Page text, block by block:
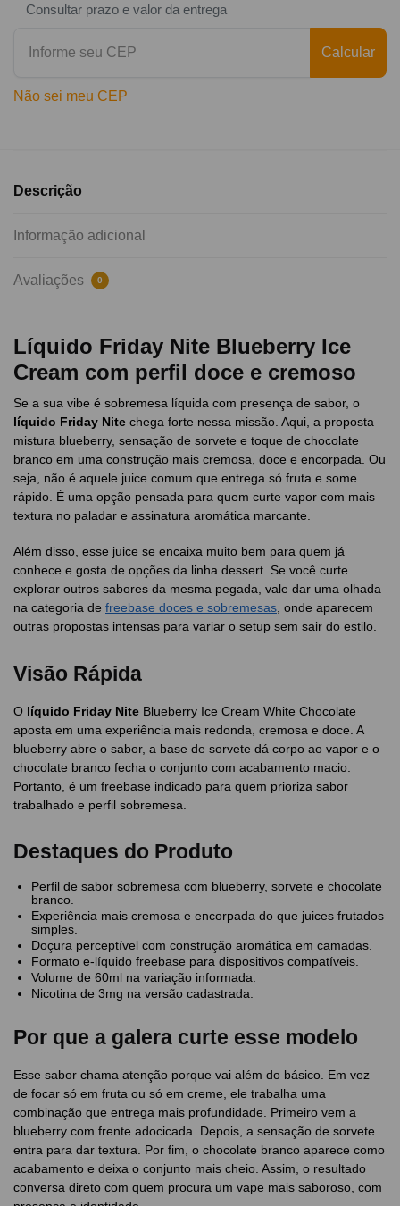
Consultar prazo e valor da entrega
Calcular
Não sei meu CEP
Descrição
Informação adicional
Avaliações 0
Líquido Friday Nite Blueberry Ice
Cream com perfil doce e cremoso
Se a sua vibe é sobremesa líquida com presença de sabor, o
líquido Friday Nite chega forte nessa missão. Aqui, a proposta
mistura blueberry, sensação de sorvete e toque de chocolate
branco em uma construção mais cremosa, doce e encorpada. Ou
seja, não é aquele juice comum que entrega só fruta e some
rápido. É uma opção pensada para quem curte vapor com mais
textura no paladar e assinatura aromática marcante.
Além disso, esse juice se encaixa muito bem para quem já
conhece e gosta de opções da linha dessert. Se você curte
explorar outros sabores da mesma pegada, vale dar uma olhada
na categoria de freebase doces e sobremesas, onde aparecem
outras propostas intensas para variar o setup sem sair do estilo.
Visão Rápida
O líquido Friday Nite Blueberry Ice Cream White Chocolate
aposta em uma experiência mais redonda, cremosa e doce. A
blueberry abre o sabor, a base de sorvete dá corpo ao vapor e o
chocolate branco fecha o conjunto com acabamento macio.
Portanto, é um freebase indicado para quem prioriza sabor
trabalhado e perfil sobremesa.
Destaques do Produto
Perfil de sabor sobremesa com blueberry, sorvete e chocolate
branco.
Experiência mais cremosa e encorpada do que juices frutados
simples.
Doçura perceptível com construção aromática em camadas.
Formato e-líquido freebase para dispositivos compatíveis.
Volume de 60ml na variação informada.
Nicotina de 3mg na versão cadastrada.
Por que a galera curte esse modelo
Esse sabor chama atenção porque vai além do básico. Em vez
de focar só em fruta ou só em creme, ele trabalha uma
combinação que entrega mais profundidade. Primeiro vem a
blueberry com frente adocicada. Depois, a sensação de sorvete
entra para dar textura. Por fim, o chocolate branco aparece como
acabamento e deixa o conjunto mais cheio. Assim, o resultado
conversa direto com quem procura um vape mais saboroso, com